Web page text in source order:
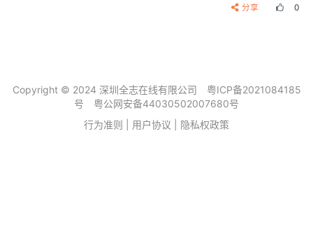
分享 0
Copyright © 2024 深圳全志在线有限公司
粤ICP备2021084185
号
粤公网安备44030502007680号
行为准则
用户协议 隐私权政策